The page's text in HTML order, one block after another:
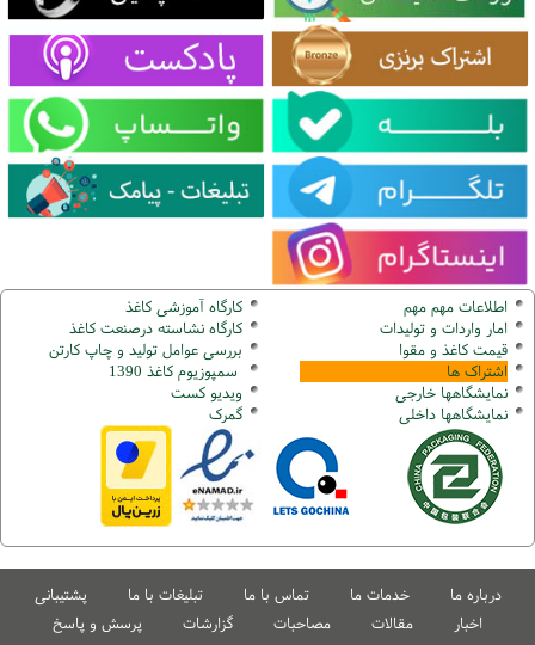
اطلاعات مهم مهم
امار واردات و تولیدات
قیمت کاغذ و مقوا
اشتراک ها
نمایشگاهها خارجی
نمایشگاهها داخلی
کارگاه آموزشی کاغذ
کارگاه نشاسته درصنعت کاغذ
بررسی عوامل تولید و چاپ کارتن
سمپوزیوم کاغذ 1390
ویدیو کست
گمرک
درباره ما خدمات ما تماس با ما تبلیغات با ما
پشتیبانی
اخبار
مقالات مصاحبات گزارشات
پرسش و پاسخ